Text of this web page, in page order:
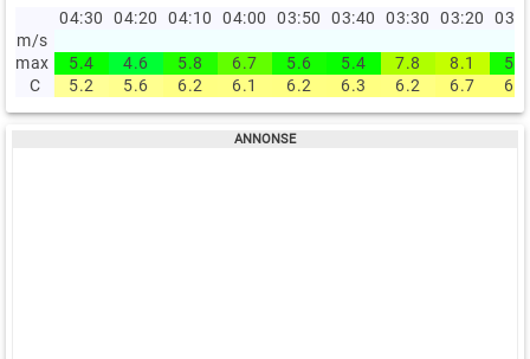
04:30 04:20 04:10 04:00 03:50 03:40 03:30 03:20
m/s
max
5.4 4.6 5.8 6.7 5.6 5.4 7.8 8.1
5.6
C
5.2 5.6 6.2 6.1 6.2 6.3 6.2 6.7 6.7